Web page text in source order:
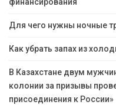
финансирования
Для чего нужны ночные
Как убрать запах из
В Казахстане двум
колонии за призывы
присоединения к России»